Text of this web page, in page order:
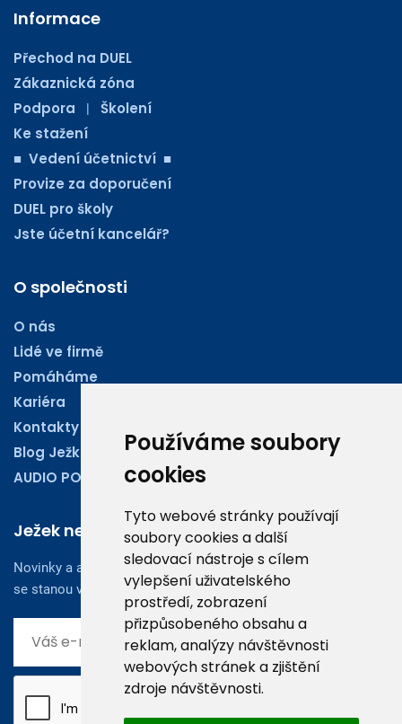
Používáme soubory
cookies
Tyto webové stránky používají
soubory cookies a další
sledovací nástroje s cílem
vylepšení uživatelského
prostředí, zobrazení
přizpůsobeného obsahu a
reklam, analýzy návštěvnosti
webových stránek a zjištění
zdroje návštěvnosti.
Informace
Přechod na DUEL
Zákaznická zóna
Podpora
| Školení
Ke stažení
■ Vedení účetnictví ■
Provize za doporučení
DUEL pro školy
Jste účetní kancelář?
O společnosti
O nás
Lidé ve firmě
Pomáháme
Kariéra
Kontakty
Blog Ježkoviny
AUDIO PODCASTY
Ježek newsletter
Novinky a aktuality z oboru účetnictví, obchodu či legislativy
se stanou vaším dobrým rádcem.